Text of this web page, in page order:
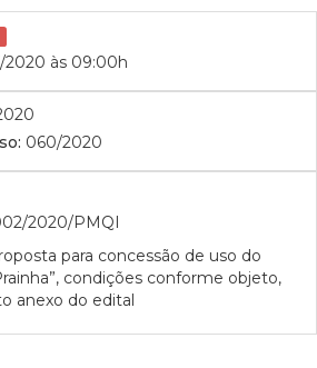
2020 às 09:00h
060/2020
2020/PMQI
para concessão de uso do
condições conforme objeto,
anexo do edital